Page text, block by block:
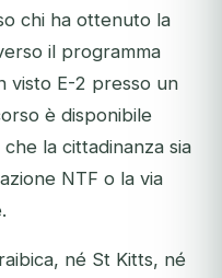
chi ha ottenuto la
il programma
visto E-2 presso un
è disponibile
la cittadinanza sia
NTF o la via
né St Kitts, né